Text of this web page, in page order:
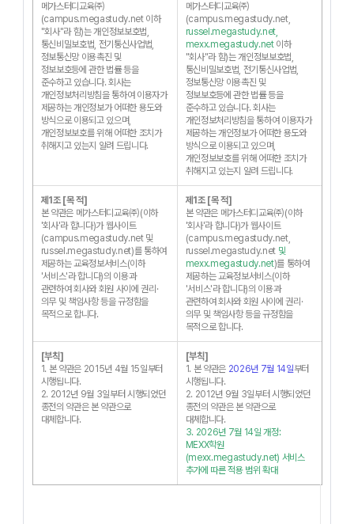
메가스터디교육㈜
(campus.megastudy.net 이하
"회사"라 함)는 개인정보보호법,
통신비밀보호법, 전기통신사업법,
정보통신망 이용촉진 및
정보보호등에 관한 법률 등을
준수하고 있습니다. 회사는
개인정보처리방침을 통하여 이용자가
제공하는 개인정보가 어떠한 용도와
방식으로 이용되고 있으며,
개인정보보호를 위해 어떠한 조치가
취해지고 있는지 알려 드립니다.
메가스터디교육㈜
(campus.megastudy.net,
russel.megastudy.net,
mexx.megastudy.net이하
"회사"라 함)는 개인정보보호법,
통신비밀보호법, 전기통신사업법,
정보통신망 이용촉진 및
정보보호등에 관한 법률 등을
준수하고 있습니다. 회사는
개인정보처리방침을 통하여 이용자가
제공하는 개인정보가 어떠한 용도와
방식으로 이용되고 있으며,
개인정보보호를 위해 어떠한 조치가
취해지고 있는지 알려 드립니다.
제1조 [목 적]
본 약관은 메가스터디교육㈜(이하
'회사'라 합니다)가 웹사이트
(campus.megastudy.net 및
russel.megastudy.net)를 통하여
제공하는 교육정보서비스(이하
'서비스'라 합니다)의 이용과
관련하여 회사와 회원 사이에 권리·
의무 및 책임사항 등을 규정함을
목적으로 합니다.
제1조 [목 적]
본 약관은 메가스터디교육㈜(이하
'회사'라 합니다)가 웹사이트
(campus.megastudy.net,
russel.megastudy.net 및
mexx.megastudy.net)를 통하여
제공하는 교육정보서비스(이하
'서비스'라 합니다)의 이용과
관련하여 회사와 회원 사이에 권리·
의무 및 책임사항 등을 규정함을
목적으로 합니다.
[부칙]
1. 본 약관은 2015년 4월 15일부터
시행됩니다.
2. 2012년 9월 3일부터 시행되었던
종전의 약관은 본 약관으로
대체합니다.
[부칙]
1. 본 약관은 2026년 7월 14일부터
시행됩니다.
2. 2012년 9월 3일부터 시행되었던
종전의 약관은 본 약관으로
대체합니다.
3. 2026년 7월 14일 개정:
MEXX학원
(mexx.megastudy.net) 서비스
추가에 따른 적용 범위 확대